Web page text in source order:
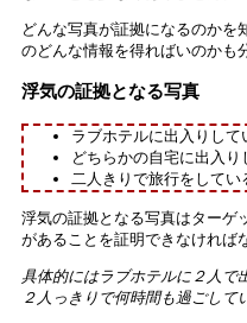
どんな写真が証拠になるのかを
のどんな情報を得ればいのかも
浮気の証拠となる写真
ラブホテルに出入りして
どちらかの自宅に出入り
二人きりで旅行をしてい
浮気の証拠となる写真はターゲ
があることを証明できなければ
具体的にはラブホテルに２人で
２人っきりで何時間も過ごして